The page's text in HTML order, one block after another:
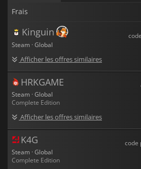
Frais
Kinguin
Steam · Global
Afficher les offres similaires
HRKGAME
Steam · Global
Complete Edition
Afficher les offres similaires
K4G
Steam · Global
Complete Edition
code